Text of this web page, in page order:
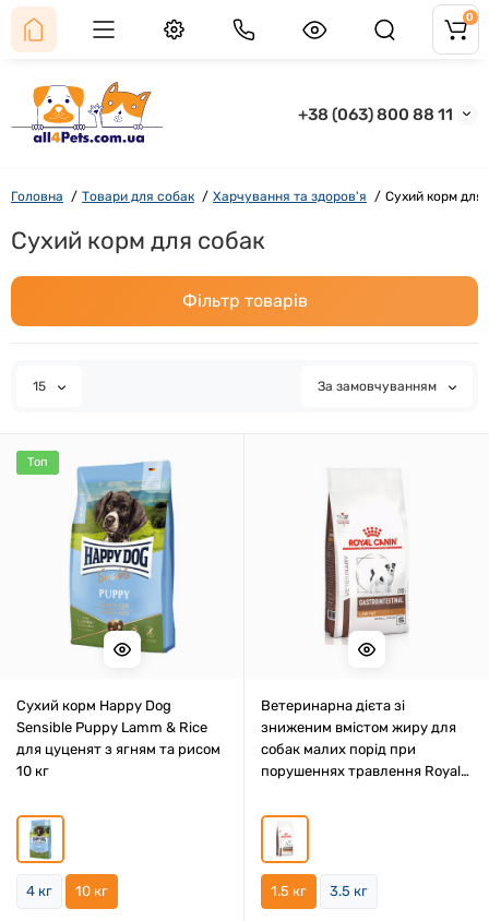
+38 (063) 800 88 11
0
Головна Товари для собак Харчування та здоров'я Сухий корм для
Сухий корм для собак
Фільтр товарів
15 За замовчуванням
Топ
Cухий корм Happy Dog
Sensible Puppy Lamm & Rice
для цуценят з ягням та рисом
10 кг
4 кг 10 кг
Ветеринарна дієта зі
зниженим вмістом жиру для
собак малих порід при
порушеннях травлення Royal
Small Dog 1.5 кг
1.5 кг 3.5 кг